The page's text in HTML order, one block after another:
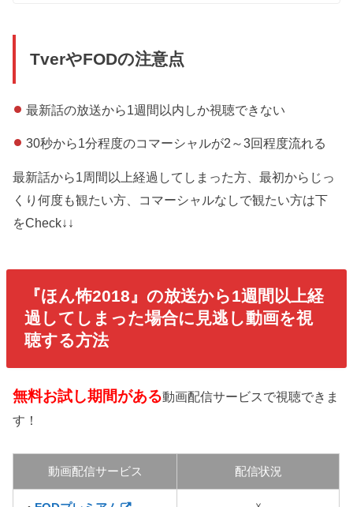
TverやFODの注意点
最新話の放送から1週間以内しか視聴できない
30秒から1分程度のコマーシャルが2～3回程度流れる
最新話から1周間以上経過してしまった方、最初からじっ
くり何度も観たい方、コマーシャルなしで観たい方は下
をCheck↓↓
『ほん怖2018』の放送から1週間以上経
過してしまった場合に見逃し動画を視
聴する方法
無料お試し期間がある動画配信サービスで視聴できま
す！
動画配信サービス 配信状況